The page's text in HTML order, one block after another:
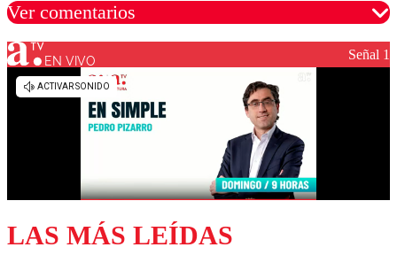
Ver comentarios
Los comentarios son moderados para garantizar un
diálogo respetuoso.
EN VIVO Señal 1
LAS MÁS LEÍDAS